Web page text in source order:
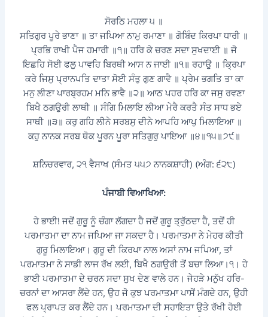
ਸੋਰਠਿ ਮਹਲਾ ੫ ॥
ਸਤਿਗੁਰ ਪੂਰੇ ਭਾਣਾ ॥ ਤਾ ਜਪਿਆ ਨਾਮੁ ਰਮਾਣਾ ॥ ਗੋਬਿੰਦ ਕਿਰਪਾ ਧਾਰੀ ॥
ਪ੍ਰਭਿ ਰਾਖੀ ਪੈਜ ਹਮਾਰੀ ॥੧॥ ਹਰਿ ਕੇ ਚਰਣ ਸਦਾ ਸੁਖਦਾਈ ॥ ਜੋ
ਇਛਹਿ ਸੋਈ ਫਲੁ ਪਾਵਹਿ ਬਿਰਥੀ ਆਸ ਨ ਜਾਈ ॥੧॥ ਰਹਾਉ ॥ ਕ੍ਰਿਪਾ
ਕਰੇ ਜਿਸੁ ਪ੍ਰਾਨਪਤਿ ਦਾਤਾ ਸੋਈ ਸੰਤੁ ਗੁਣ ਗਾਵੈ ॥ ਪ੍ਰੇਮ ਭਗਤਿ ਤਾ ਕਾ
ਮਨੁ ਲੀਣਾ ਪਾਰਬ੍ਰਹਮ ਮਨਿ ਭਾਵੈ ॥੨॥ ਆਠ ਪਹਰ ਹਰਿ ਕਾ ਜਸੁ ਰਵਣਾ
ਬਿਖੈ ਠਗਉਰੀ ਲਾਥੀ ॥ ਸੰਗਿ ਮਿਲਾਇ ਲੀਆ ਮੇਰੈ ਕਰਤੈ ਸੰਤ ਸਾਧ ਭਏ
ਸਾਥੀ ॥੩॥ ਕਰੁ ਗਹਿ ਲੀਨੇ ਸਰਬਸੁ ਦੀਨੇ ਆਪਹਿ ਆਪੁ ਮਿਲਾਇਆ ॥
ਕਹੁ ਨਾਨਕ ਸਰਬ ਥੋਕ ਪੂਰਨ ਪੂਰਾ ਸਤਿਗੁਰੁ ਪਾਇਆ ॥੪॥੧੫॥੭੯॥
ਸ਼ਨਿਚਰਵਾਰ, ੨੧ ਵੈਸਾਖ (ਸੰਮਤ ੫੫੭ ਨਾਨਕਸ਼ਾਹੀ) (ਅੰਗ: ੬੨੮)
ਪੰਜਾਬੀ ਵਿਆਖਿਆ:
ਹੇ ਭਾਈ! ਜਦੋਂ ਗੁਰੁੂ ਨੂੰ ਚੰਗਾ ਲੱਗਦਾ ਹੈ ਜਦੋਂ ਗੁਰੂ ਤ੍ਰੁੱਠਦਾ ਹੈ, ਤਦੋਂ ਹੀ
ਪਰਮਾਤਮਾ ਦਾ ਨਾਮ ਜਪਿਆ ਜਾ ਸਕਦਾ ਹੈ। ਪਰਮਾਤਮਾ ਨੇ ਮੇਹਰ ਕੀਤੀ
ਗੁਰੂ ਮਿਲਾਇਆ। ਗੁਰੂ ਦੀ ਕਿਰਪਾ ਨਾਲ ਅਸਾਂ ਨਾਮ ਜਪਿਆ, ਤਾਂ
ਪਰਮਾਤਮਾ ਨੇ ਸਾਡੀ ਲਾਜ ਰੱਖ ਲਈ, ਬਿਖੈ ਠਗਉਰੀ ਤੋਂ ਬਚਾ ਲਿਆ।੧। ਹੇ
ਭਾਈ ਪਰਮਾਤਮਾ ਦੇ ਚਰਨ ਸਦਾ ਸੁਖ ਦੇਣ ਵਾਲੇ ਹਨ। ਜੇਹੜੇ ਮਨੁੱਖ ਹਰਿ-
ਚਰਨਾਂ ਦਾ ਆਸਰਾ ਲੈਂਦੇ ਹਨ, ਉਹ ਜੋ ਕੁਝ ਪਰਮਾਤਮਾ ਪਾਸੋਂ ਮੰਗਦੇ ਹਨ, ਉਹੀ
ਫਲ ਪ੍ਰਾਪਤ ਕਰ ਲੈਂਦੇ ਹਨ। ਪਰਮਾਤਮਾ ਦੀ ਸਹਾਇਤਾ ਉਤੇ ਰੱਖੀ ਹੋਈ